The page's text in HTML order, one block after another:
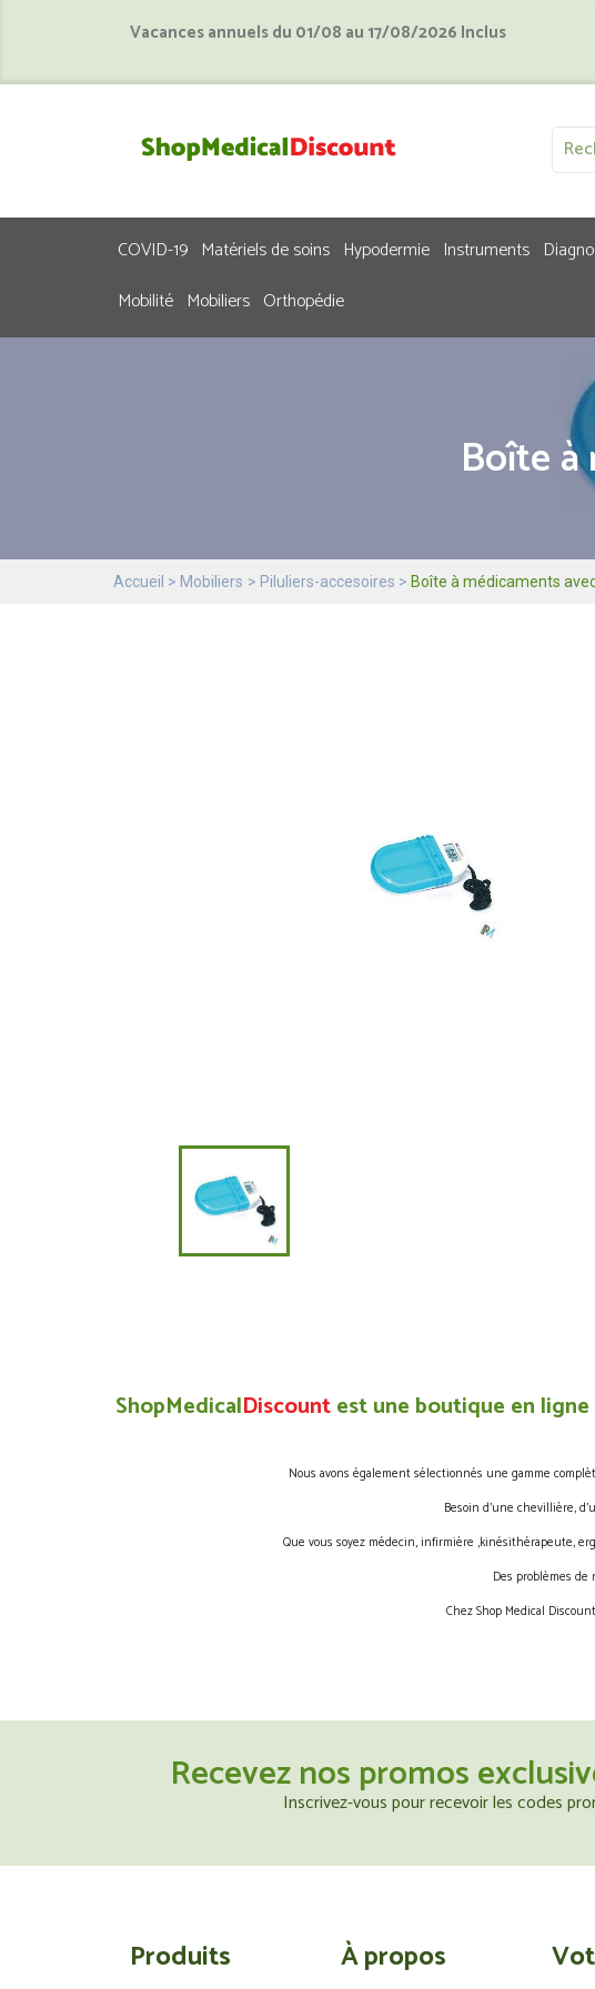
Vacances annuels du 01/08 au 17/08/2026 Inclus
COVID-19 Matériels de soins Hypodermie Instruments
Mobilité Mobiliers Orthopédie
Boîte
Accueil Mobiliers Piluliers-accesoires Boîte à médicaments
ShopMedicalDiscountest une boutique en
Nous avons également sélectionnés une gamme
Besoin d’une chevillière,
Que vous soyez médecin, infirmière ,kinésithérapeute,
Des problèmes de
Chez Shop Medical
Recevez nos promos
Inscrivez-vous pour recevoir les codes
Produits À propos